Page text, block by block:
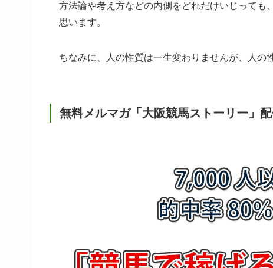
方法論や考え方などの内側をどれだけいじっても
思います。
ちなみに、人の性質は一生変わりませんが、人の
無料メルマガ「大阪競馬ストーリー」配